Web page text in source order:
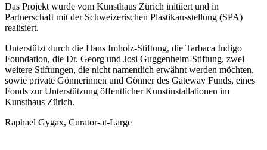
Das Projekt wurde vom Kunsthaus Zürich initiiert und in
Partnerschaft mit der Schweizerischen Plastikausstellung (SPA)
realisiert.
Unterstützt durch die Hans Imholz-Stiftung, die Tarbaca Indigo
Foundation, die Dr. Georg und Josi Guggenheim-Stiftung, zwei
weitere Stiftungen, die nicht namentlich erwähnt werden möchten,
sowie private Gönnerinnen und Gönner des Gateway Funds, eines
Fonds zur Unterstützung öffentlicher Kunstinstallationen im
Kunsthaus Zürich.
Raphael Gygax, Curator-at-Large